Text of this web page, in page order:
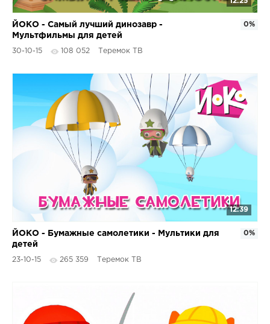
ЙОКО - Самый лучший динозавр -
Мультфильмы для детей
30-10-15 108 052 Теремок ТВ
0%
12:39
ЙОКО - Бумажные самолетики - Мультики для
детей
23-10-15 265 359 Теремок ТВ
0%